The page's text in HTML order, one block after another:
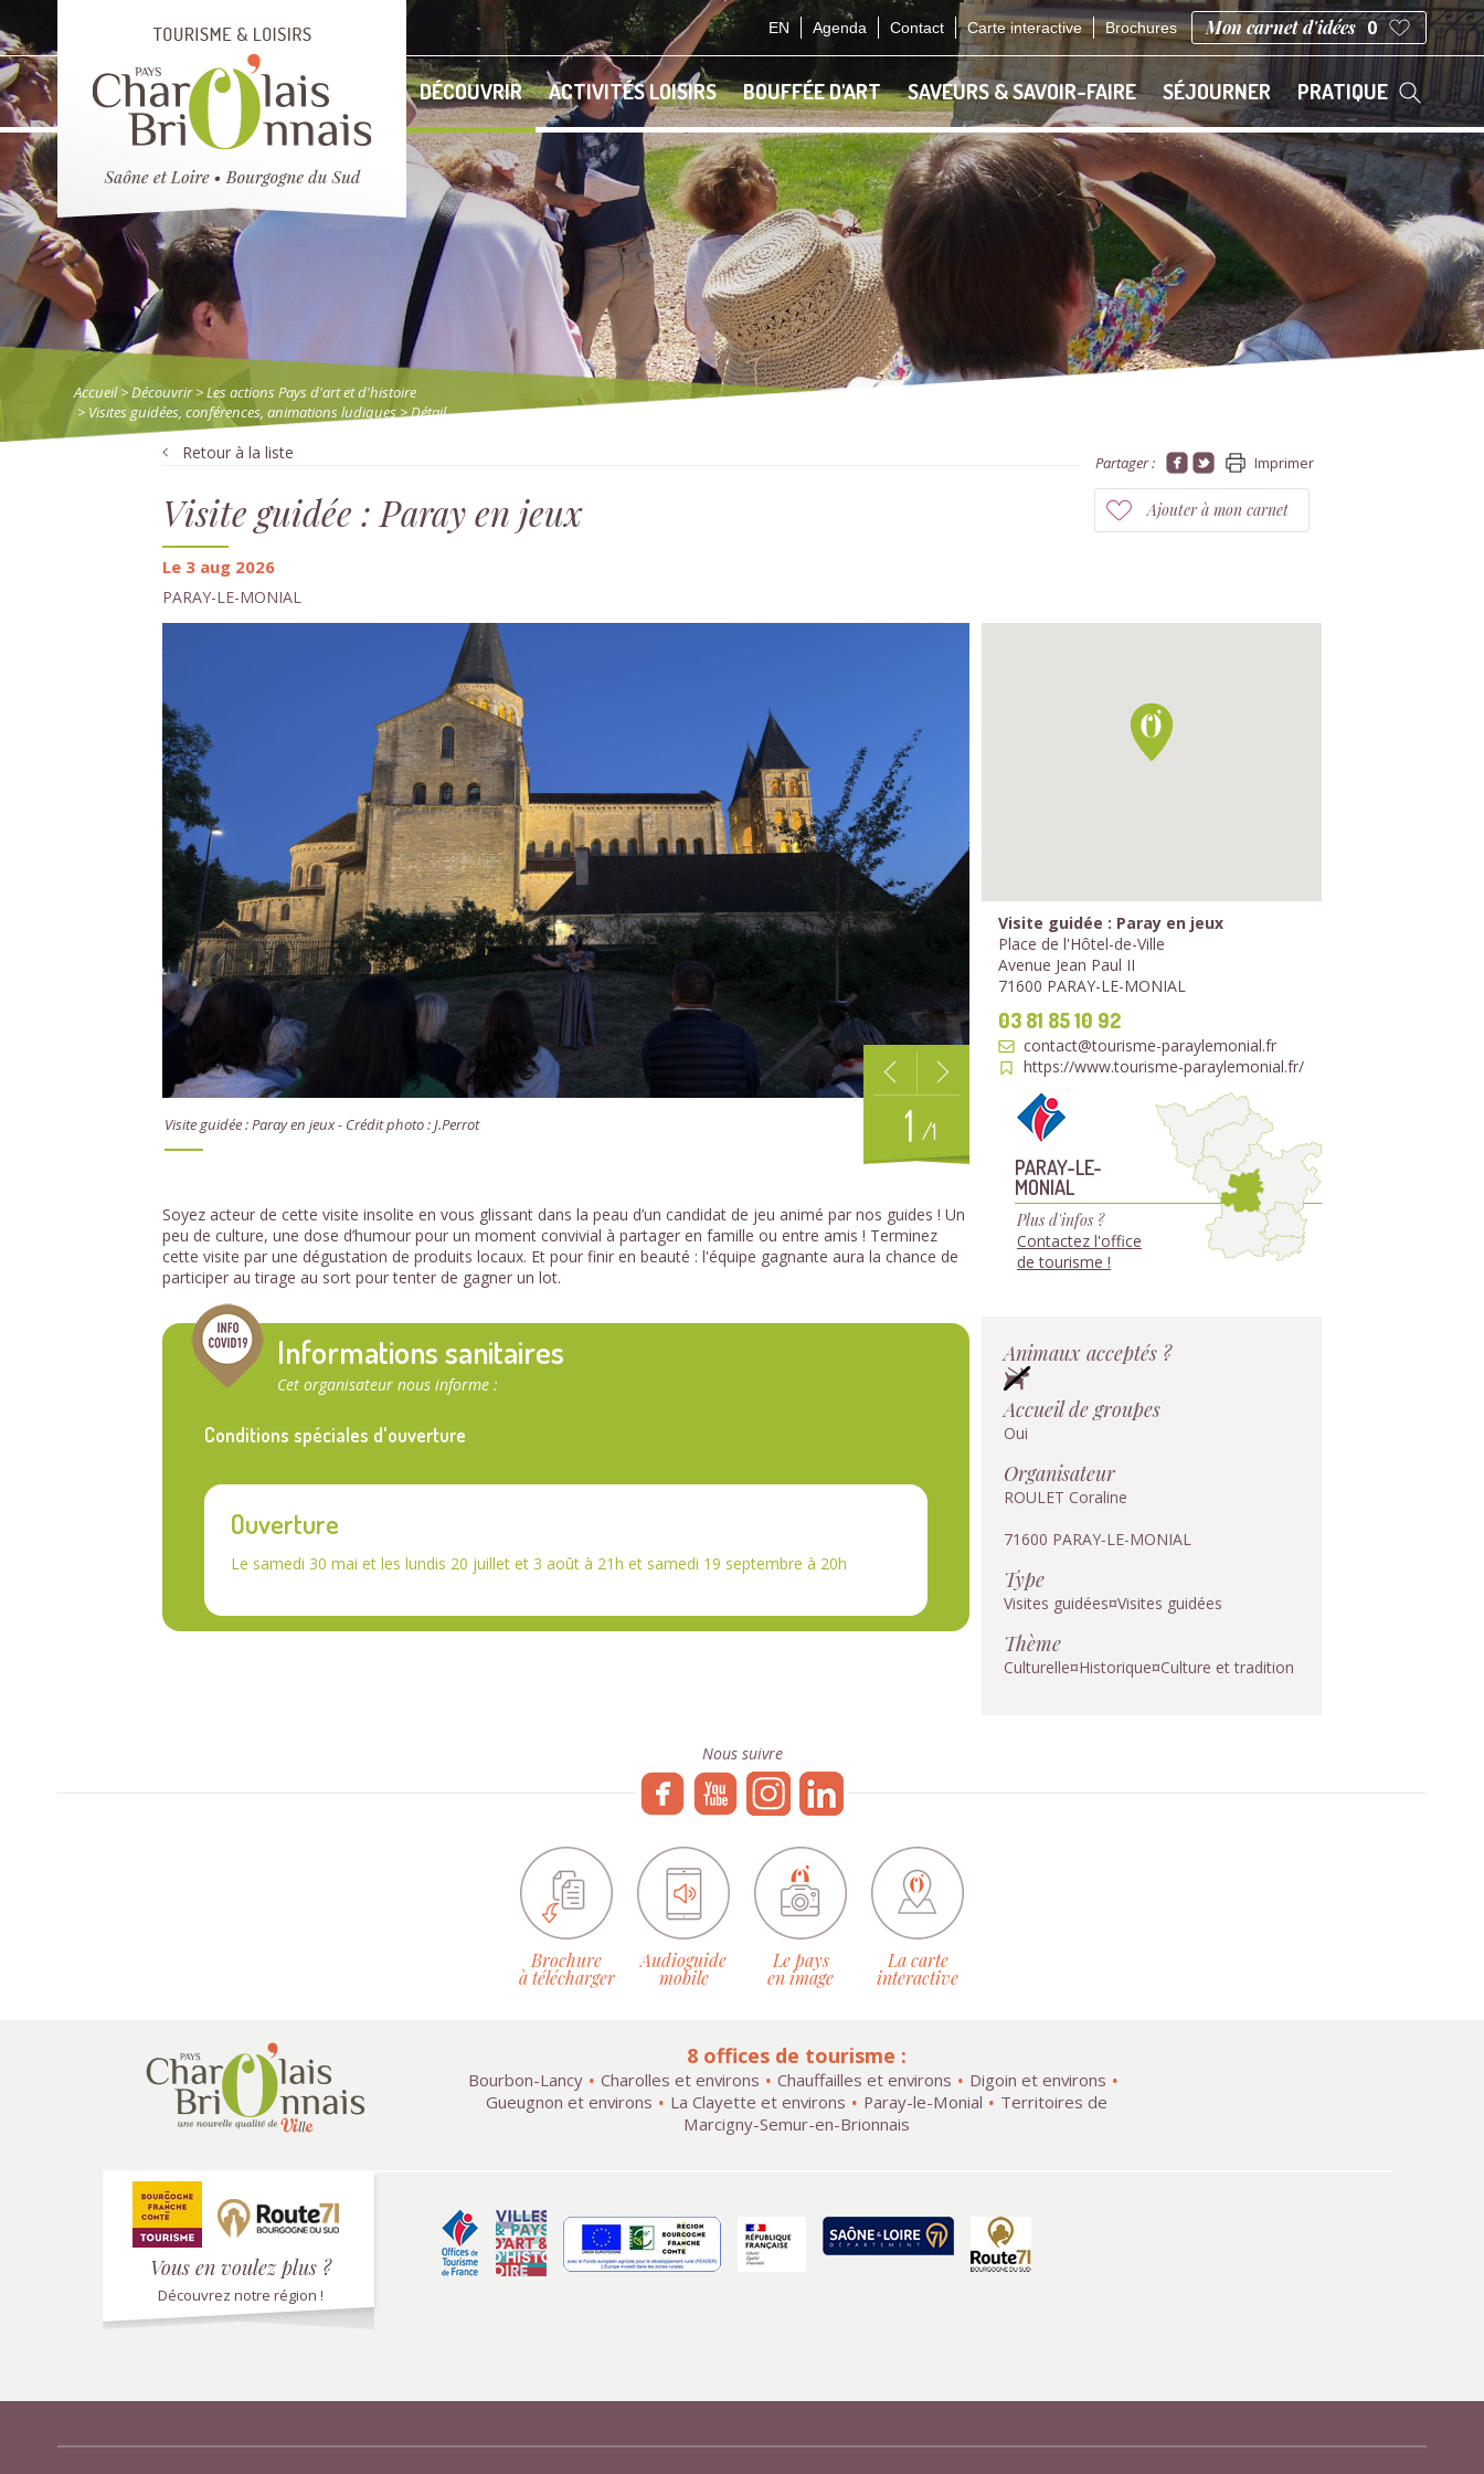
EN Agenda Contact Carte interactive Brochures Mon carnet d'idées 0
DÉCOUVRIR ACTIVITÉS LOISIRS BOUFFÉE D'ART SAVEURS & SAVOIR-FAIRE SÉJOURNER PRATIQUE
Accueil> Découvrir>Les actions Pays d'art et d'histoire
> Visites guidées, conférences, animations ludiques> Détail
Retour à la liste Partager : Imprimer
Visite guidée : Paray en jeux
Le 3 aug 2026
PARAY-LE-MONIAL
Ajouter à mon carnet
Visite guidée : Paray en jeux - Crédit photo : J.Perrot 1 /1
Soyez acteur de cette visite insolite en vous glissant dans la peau d’un candidat de jeu animé par nos guides ! Un
peu de culture, une dose d’humour pour un moment convivial à partager en famille ou entre amis ! Terminez
cette visite par une dégustation de produits locaux. Et pour finir en beauté : l'équipe gagnante aura la chance de
participer au tirage au sort pour tenter de gagner un lot.
Informations sanitaires
Cet organisateur nous informe :
Conditions spéciales d'ouverture
Ouverture
Le samedi 30 mai et les lundis 20 juillet et 3 août à 21h et samedi 19 septembre à 20h
Visite guidée : Paray en jeux
Place de l'Hôtel-de-Ville
Avenue Jean Paul II
71600 PARAY-LE-MONIAL
03 81 85 10 92
contact@tourisme-paraylemonial.fr
https://www.tourisme-paraylemonial.fr/
PARAY-LE-
MONIAL
Plus d'infos ?
Contactez l'office
de tourisme !
Animaux acceptés ?
Accueil de groupes
Oui
Organisateur
ROULET Coraline
71600 PARAY-LE-MONIAL
Type
Visites guidées¤Visites guidées
Thème
Culturelle¤Historique¤Culture et tradition
Nous suivre
Brochure
à télécharger
Audioguide
mobile
Le pays
en image
La carte
interactive
8 offices de tourisme :
Bourbon-Lancy Charolles et environs Chauffailles et environs
Digoin et environs
Gueugnon et environs
La Clayette et environs Paray-le-Monial
Territoires de
Marcigny-Semur-en-Brionnais
Vous en voulez plus ?
Découvrez notre région !